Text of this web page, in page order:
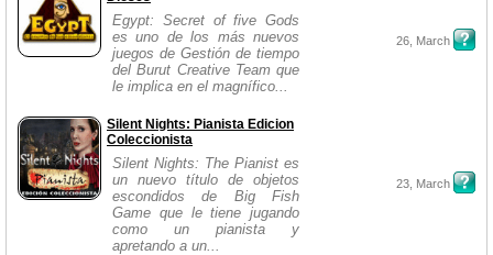
Egypt: Secret of five Gods
es uno de los más nuevos
juegos de Gestión de tiempo
del Burut Creative Team que
le implica en el magnífico...
26, March
Silent Nights: Pianista Edicion
Coleccionista
Silent Nights: The Pianist es
un nuevo título de objetos
escondidos de Big Fish
Game que le tiene jugando
como un pianista y
apretando a un...
23, March